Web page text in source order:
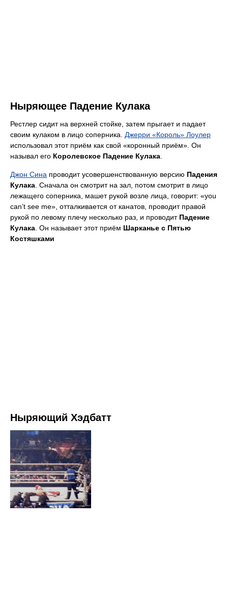
Ныряющее Падение Кулака
Рестлер сидит на верхней стойке, затем прыгает и падает
своим кулаком в лицо соперника. Джерри «Король» Лоулер
использовал этот приём как свой «коронный приём». Он
называл его Королевское Падение Кулака.
Джон Сина проводит усовершенствованную версию Падения
Кулака. Сначала он смотрит на зал, потом смотрит в лицо
лежащего соперника, машет рукой возле лица, говорит: «you
can’t see me», отталкивается от канатов, проводит правой
рукой по левому плечу несколько раз, и проводит Падение
Кулака. Он называет этот приём Шарканье с Пятью
Костяшками
Ныряющий Хэдбатт